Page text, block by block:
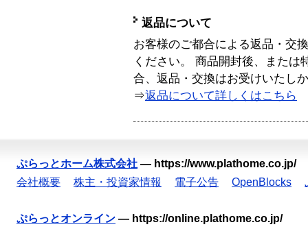
返品について
お客様のご都合による返品・交
ください。 商品開封後、または
合、返品・交換はお受けいたし
⇒返品について詳しくはこちら
ぷらっとホーム株式会社 — https://www.plathome.co.jp/
会社概要
株主・投資家情報 電子公告 OpenBlocks
ぷらっとオンライン — https://online.plathome.co.jp/